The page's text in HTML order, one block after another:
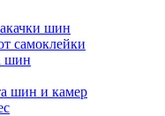
шин
самоклейки
шин
шин и камер